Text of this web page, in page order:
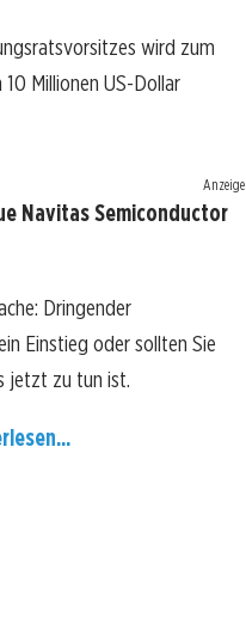
wird zum
Millionen US-Dollar
Anzeige
Navitas Semiconductor
Dringender
Einstieg oder sollten Sie
jetzt zu tun ist.